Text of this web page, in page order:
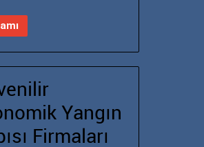
Yangın
Firmaları